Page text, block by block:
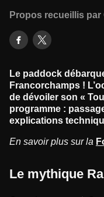
Propos recueillis
Le paddock
Francorchamps !
de dévoiler son «
programme :
explications
En savoir plus sur la
Le mythique